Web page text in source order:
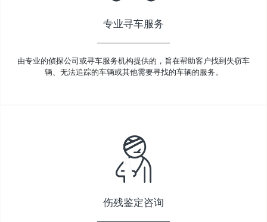
专业寻车服务
由专业的侦探公司或寻车服务机构提供的，旨在帮助客户找到失窃车
辆、无法追踪的车辆或其他需要寻找的车辆的服务。
伤残鉴定咨询